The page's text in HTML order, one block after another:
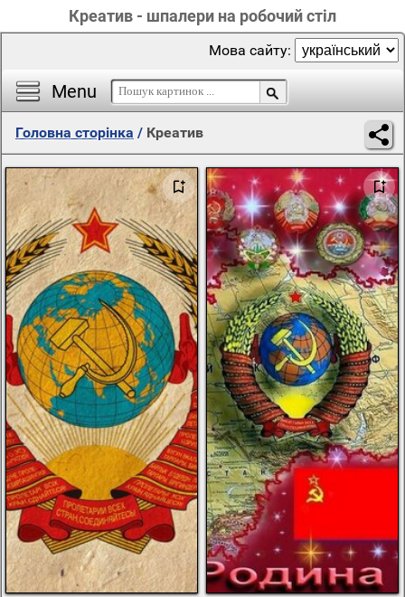
Креатив - шпалери на робочий стіл
Menu
Мова сайту:
Головна сторінка / Креатив